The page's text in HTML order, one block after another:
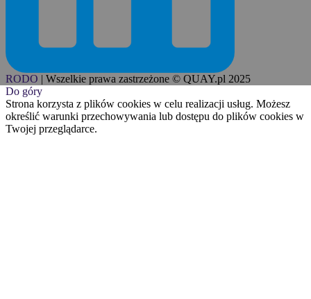
RODO | Wszelkie prawa zastrzeżone © QUAY.pl 2025
Do góry
Strona korzysta z plików cookies w celu realizacji usług. Możesz
określić warunki przechowywania lub dostępu do plików cookies w
Twojej przeglądarce.